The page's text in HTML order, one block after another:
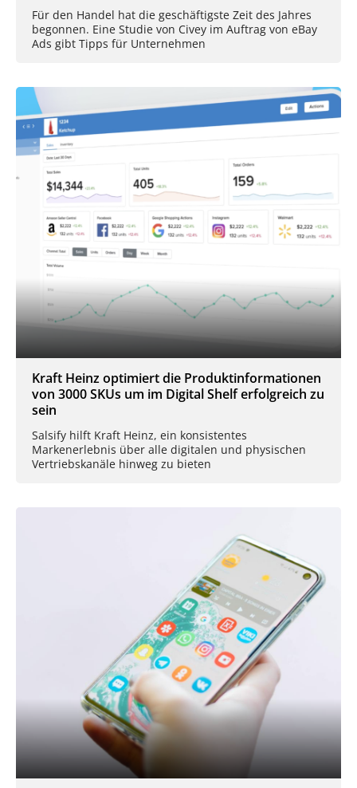
Für den Handel hat die geschäftigste Zeit des Jahres
begonnen. Eine Studie von Civey im Auftrag von eBay
Ads gibt Tipps für Unternehmen
Kraft Heinz optimiert die Produktinformationen
von 3000 SKUs um im Digital Shelf erfolgreich zu
sein
Salsify hilft Kraft Heinz, ein konsistentes
Markenerlebnis über alle digitalen und physischen
Vertriebskanäle hinweg zu bieten